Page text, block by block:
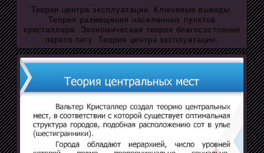
Теория центра эксплуатации. Ключевые выводы.
Теория размещения населенных пунктов
кристаллера. Экономическая теория благосостояния
парето пигу. Теория центра эксплуатации.